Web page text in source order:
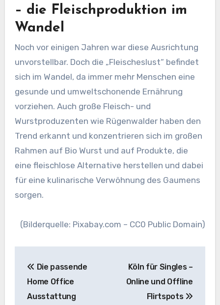
– die Fleischproduktion im
Wandel
Noch vor einigen Jahren war diese Ausrichtung
unvorstellbar. Doch die „Fleischeslust“ befindet
sich im Wandel, da immer mehr Menschen eine
gesunde und umweltschonende Ernährung
vorziehen. Auch große Fleisch- und
Wurstproduzenten wie Rügenwalder haben den
Trend erkannt und konzentrieren sich im großen
Rahmen auf Bio Wurst und auf Produkte, die
eine fleischlose Alternative herstellen und dabei
für eine kulinarische Verwöhnung des Gaumens
sorgen.
(Bilderquelle: Pixabay.com – CC0 Public Domain)
Die passende
Home Office
Ausstattung
Köln für Singles –
Online und Offline
Flirtspots